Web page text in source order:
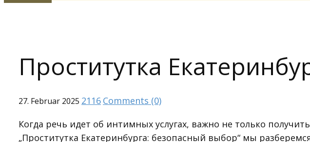
Проститутка
27. Februar 2025 2116 Comments (0)
Когда речь идет об интимных услугах, важно не только
„Проститутка Екатеринбурга: безопасный выбор“ мы